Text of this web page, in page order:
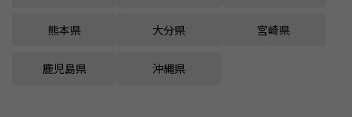
熊本県 大分県 宮崎県
鹿児島県 沖縄県